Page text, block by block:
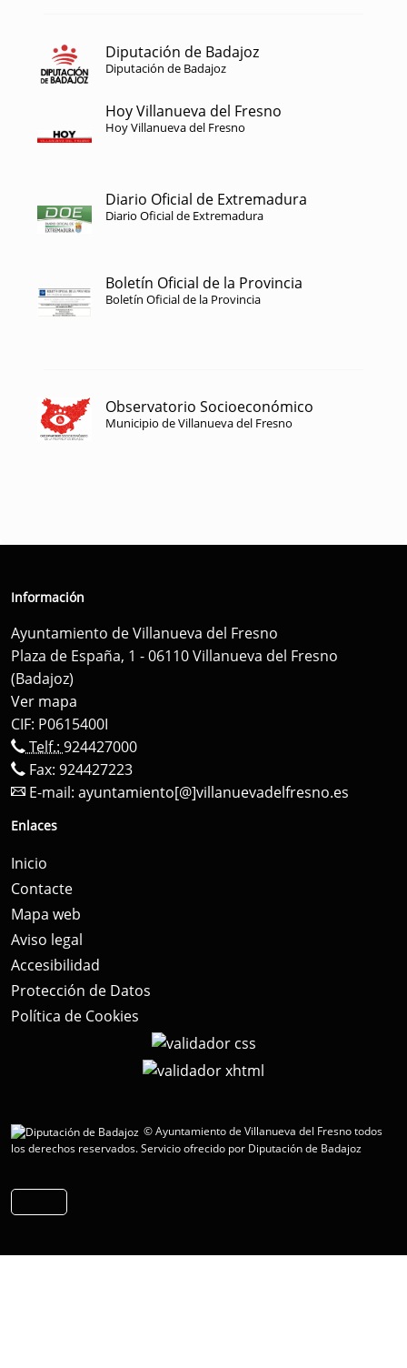
Diputación de Badajoz
Diputación de Badajoz
Hoy Villanueva del Fresno
Hoy Villanueva del Fresno
Diario Oficial de Extremadura
Diario Oficial de Extremadura
Boletín Oficial de la Provincia
Boletín Oficial de la Provincia
Observatorio Socioeconómico
Municipio de Villanueva del Fresno
Información
Ayuntamiento de Villanueva del Fresno
Plaza de España, 1 - 06110 Villanueva del Fresno
(Badajoz)
Ver mapa
CIF: P0615400I
Telf.: 924427000
Fax: 924427223
E-mail: ayuntamiento[@]villanuevadelfresno.es
Enlaces
Inicio
Contacte
Mapa web
Aviso legal
Accesibilidad
Protección de Datos
Política de Cookies
© Ayuntamiento de Villanueva del Fresno todos
los derechos reservados.Servicio ofrecido por Diputación de Badajoz